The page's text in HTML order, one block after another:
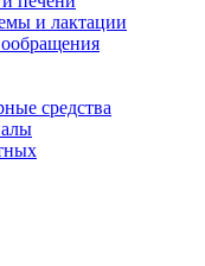
и лактации
средства